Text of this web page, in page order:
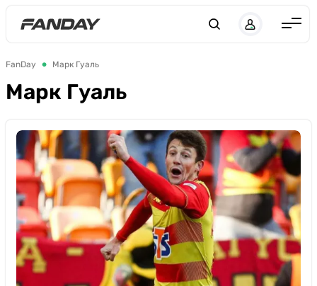
Италия
Франция
Украина
ЛЧ
ЛЕ
ЧЕ-2028
FanDay Марк Гуаль
Марк Гуаль